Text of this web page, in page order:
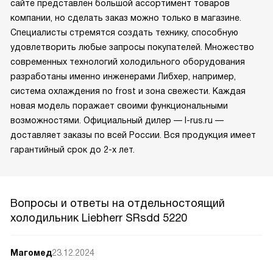
сайте представлен большой ассортимент товаров
компании, но сделать заказ можно только в магазине.
Специалисты стремятся создать технику, способную
удовлетворить любые запросы покупателей. Множество
современных технологий холодильного оборудования
разработаны именно инженерами Либхер, например,
система охлаждения no frost и зона свежести. Каждая
новая модель поражает своими функциональными
возможностями. Официальный дилер — l-rus.ru —
доставляет заказы по всей России. Вся продукция имеет
гарантийный срок до 2-х лет.
Вопросы и ответы на отдельностоящий
холодильник Liebherr SRsdd 5220
Магомед23.12.2024